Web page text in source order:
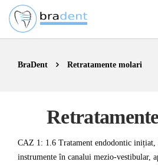
BraDent Retratamente molari
CAZ 1: 1.6 Tratament endodontic inițiat,
instrumente în canalui mezio-vestibular,